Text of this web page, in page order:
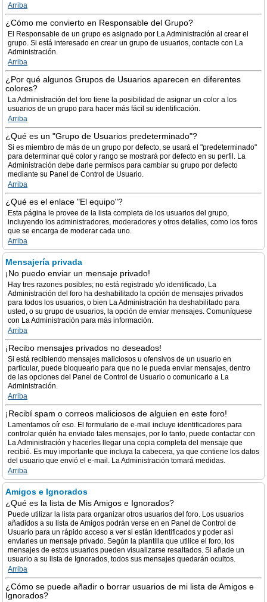
Arriba
¿Cómo me convierto en Responsable del Grupo?
El Responsable de un grupo es asignado por La Administración al crear el
grupo. Si está interesado en crear un grupo de usuarios, contacte con La
Administración.
Arriba
¿Por qué algunos Grupos de Usuarios aparecen en diferentes
colores?
La Administración del foro tiene la posibilidad de asignar un color a los
usuarios de un grupo para hacer más fácil su identificación.
Arriba
¿Qué es un "Grupo de Usuarios predeterminado"?
Si es miembro de más de un grupo por defecto, se usará el "predeterminado"
para determinar qué color y rango se mostrará por defecto en su perfil. La
Administración debe darle permisos para cambiar su grupo por defecto
mediante su Panel de Control de Usuario.
Arriba
¿Qué es el enlace "El equipo"?
Esta página le provee de la lista completa de los usuarios del grupo,
incluyendo los administradores, moderadores y otros detalles, como los foros
que se encarga de moderar cada uno.
Arriba
Mensajería privada
¡No puedo enviar un mensaje privado!
Hay tres razones posibles; no está registrado y/o identificado, La
Administración del foro ha deshabilitado la opción de mensajes privados
para todos los usuarios, o bien La Administración ha deshabilitado para
usted, o su grupo de usuarios, la opción de enviar mensajes. Comuníquese
con La Administración para más información.
Arriba
¡Recibo mensajes privados no deseados!
Si está recibiendo mensajes maliciosos u ofensivos de un usuario en
particular, puede bloquearlo para que no le pueda enviar mensajes, dentro
de las opciones del Panel de Control de Usuario o comunicarlo a La
Administración.
Arriba
¡Recibí spam o correos maliciosos de alguien en este foro!
Lamentamos oír eso. El formulario de e-mail incluye identificadores para
controlar quién ha enviado tales mensajes, por lo tanto, puede contactar con
La Administración y hacerles llegar una copia completa del mensaje que
recibió. Es muy importante que incluya la cabecera, ya que contiene los datos
del usuario que envió el e-mail. La Administración tomará medidas.
Arriba
Amigos e Ignorados
¿Qué es la lista de Mis Amigos e Ignorados?
Puede utilizar la lista para organizar otros usuarios del foro. Los usuarios
añadidos a su lista de Amigos podrán verse en en Panel de Control de
Usuario para un rápido acceso a ver si están identificados y poder así
enviarles un mensaje privado. Según la plantilla que utilice el foro, los
mensajes de estos usuarios pueden visualizarse resaltados. Si añade un
usuario a su lista de Ignorados, todos sus mensajes quedarán ocultos.
Arriba
¿Cómo se puede añadir o borrar usuarios de mi lista de Amigos e
Ignorados?